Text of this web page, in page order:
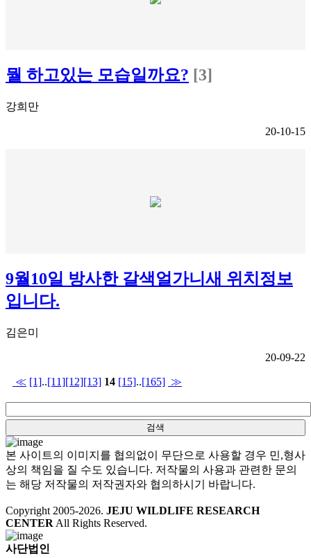
뭘 하고있는 모습일까요? [3]
강희만
20-10-15
9월10일 방사한 갈색얼가니새 위치정보
입니다.
김은미
20-09-22
≪ [1]..[11][12][13] 14 [15]..[165] ≫
본 사이트의 이미지를 협의없이 무단으로 사용할 경우 민,형사
상의 책임을 질 수도 있습니다. 저작물의 사용과 관련한 문의
는 해당 저작물의 저작권자와 협의하시기 바랍니다.
Copyright 2005-2026. JEJU WILDLIFE RESEARCH
CENTER All Rights Reserved.
사단법인